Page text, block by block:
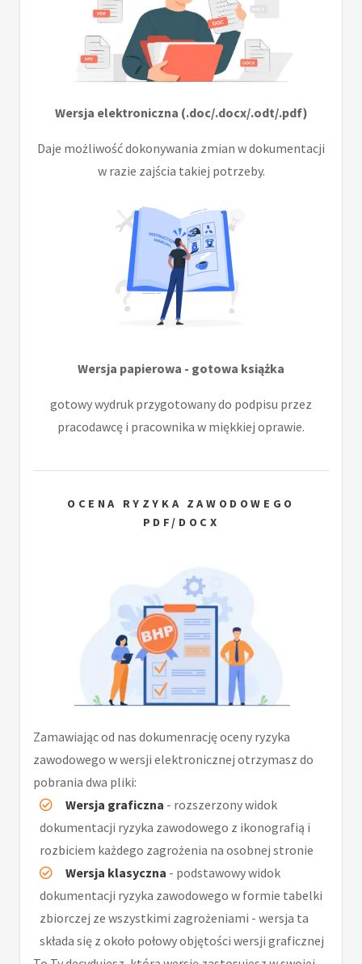
Wersja elektroniczna (.doc/.docx/.odt/.pdf)
Daje możliwość dokonywania zmian w dokumentacji
w razie zajścia takiej potrzeby.
Wersja papierowa - gotowa książka
gotowy wydruk przygotowany do podpisu przez
pracodawcę i pracownika w miękkiej oprawie.
OCENA RYZYKA ZAWODOWEGO
PDF/DOCX
Zamawiając od nas dokumenrację oceny ryzyka
zawodowego w wersji elektronicznej otrzymasz do
pobrania dwa pliki:
Wersja graficzna - rozszerzony widok
dokumentacji ryzyka zawodowego z ikonografią i
rozbiciem każdego zagrożenia na osobnej stronie
Wersja klasyczna - podstawowy widok
dokumentacji ryzyka zawodowego w formie tabelki
zbiorczej ze wszystkimi zagrożeniami - wersja ta
składa się z około połowy objętości wersji graficznej